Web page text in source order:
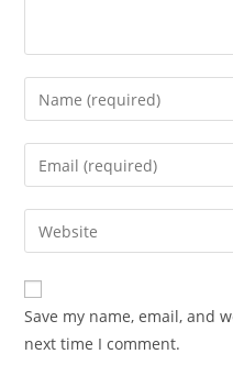
Enter
your
name
comment
Enter
your
email
address
comment
Enter
your
website
URL
(optional)
Save my name, email, and
next time I comment.